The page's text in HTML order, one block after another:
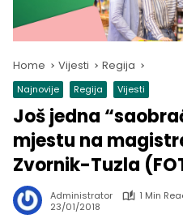
Home Vijesti Regija
Najnovije Regija Vijesti
Još jedna
mjestu na
Zvornik-Tuzla
Administrator
1 Min
23/01/2018